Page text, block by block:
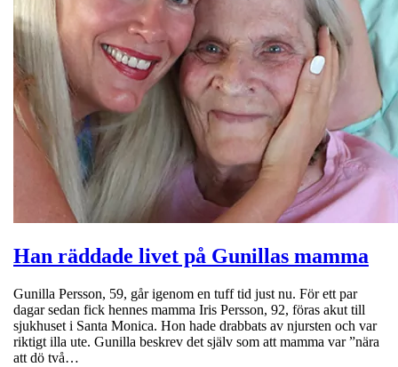
Han räddade livet på Gunillas mamma
Gunilla Persson, 59, går igenom en tuff tid just nu. För ett par
dagar sedan fick hennes mamma Iris Persson, 92, föras akut till
sjukhuset i Santa Monica. Hon hade drabbats av njursten och var
riktigt illa ute. Gunilla beskrev det själv som att mamma var ”nära
att dö två…